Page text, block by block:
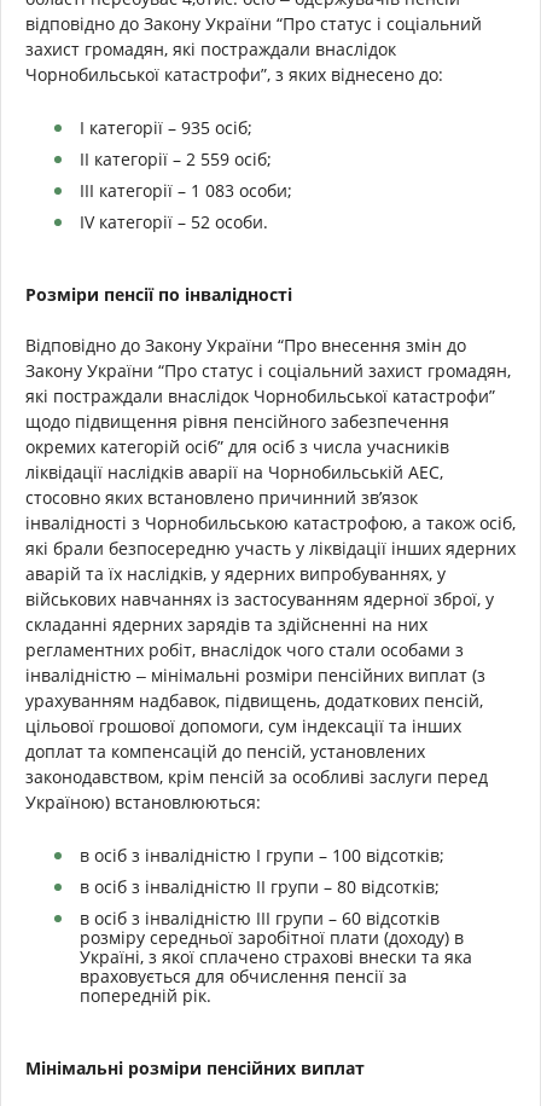
відповідно до Закону України “Про статус і соціальний
захист громадян, які постраждали внаслідок
Чорнобильської катастрофи”, з яких віднесено до:
І категорії – 935 осіб;
ІІ категорії – 2 559 осіб;
ІІІ категорії – 1 083 особи;
IV категорії – 52 особи.
Розміри пенсії по інвалідності
Відповідно до Закону України “Про внесення змін до
Закону України “Про статус і соціальний захист громадян,
які постраждали внаслідок Чорнобильської катастрофи”
щодо підвищення рівня пенсійного забезпечення
окремих категорій осіб” для осіб з числа учасників
ліквідації наслідків аварії на Чорнобильській АЕС,
стосовно яких встановлено причинний зв’язок
інвалідності з Чорнобильською катастрофою, а також осіб,
які брали безпосередню участь у ліквідації інших ядерних
аварій та їх наслідків, у ядерних випробуваннях, у
військових навчаннях із застосуванням ядерної зброї, у
складанні ядерних зарядів та здійсненні на них
регламентних робіт, внаслідок чого стали особами з
інвалідністю ‒ мінімальні розміри пенсійних виплат (з
урахуванням надбавок, підвищень, додаткових пенсій,
цільової грошової допомоги, сум індексації та інших
доплат та компенсацій до пенсій, установлених
законодавством, крім пенсій за особливі заслуги перед
Україною) встановлюються:
в осіб з інвалідністю І групи – 100 відсотків;
в осіб з інвалідністю ІІ групи – 80 відсотків;
в осіб з інвалідністю ІІІ групи – 60 відсотків
розміру середньої заробітної плати (доходу) в
Україні, з якої сплачено страхові внески та яка
враховується для обчислення пенсії за
попередній рік.
Мінімальні розміри пенсійних виплат